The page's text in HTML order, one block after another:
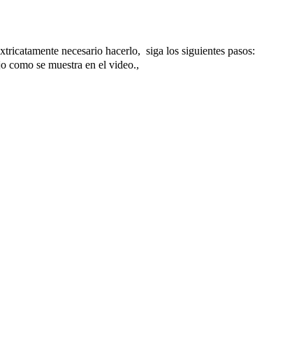
necesario hacerlo, siga los siguientes pasos:
como se muestra en el video.,